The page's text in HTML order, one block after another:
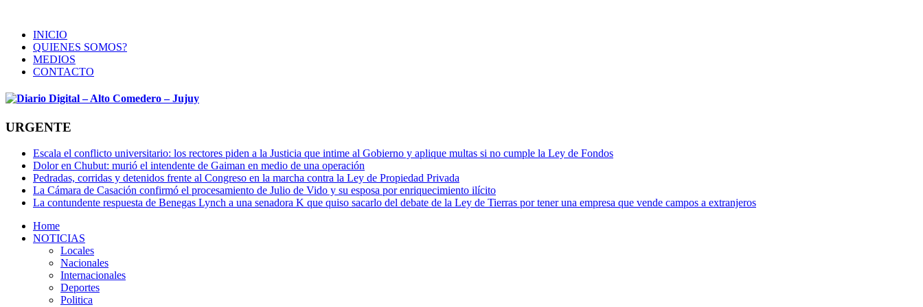
INICIO
QUIENES SOMOS?
MEDIOS
CONTACTO
URGENTE
Escala el conflicto universitario: los rectores piden a la Justicia que intime al Gobierno y aplique multas si no cumple la Ley de Fondos
Dolor en Chubut: murió el intendente de Gaiman en medio de una operación
Pedradas, corridas y detenidos frente al Congreso en la marcha contra la Ley de Propiedad Privada
La Cámara de Casación confirmó el procesamiento de Julio de Vido y su esposa por enriquecimiento ilícito
La contundente respuesta de Benegas Lynch a una senadora K que quiso sacarlo del debate de la Ley de Tierras por tener una empresa que vende campos a extranjeros
Home
NOTICIAS
Locales
Nacionales
Internacionales
Deportes
Politica